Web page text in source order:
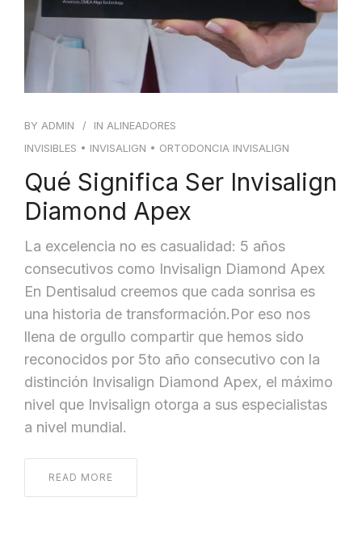
BY ADMIN IN ALINEADORES
INVISIBLES • INVISALIGN • ORTODONCIA INVISALIGN
Qué Significa Ser Invisalign
Diamond Apex
La excelencia no es casualidad: 5 años
consecutivos como Invisalign Diamond Apex
En Dentisalud creemos que cada sonrisa es
una historia de transformación.Por eso nos
llena de orgullo compartir que hemos sido
reconocidos por 5to año consecutivo con la
distinción Invisalign Diamond Apex, el máximo
nivel que Invisalign otorga a sus especialistas
a nivel mundial.
READ MORE